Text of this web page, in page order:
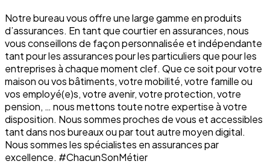
Notre bureau vous offre une large gamme en produits
d’assurances. En tant que courtier en assurances, nous
vous conseillons de façon personnalisée et indépendante
tant pour les assurances pour les particuliers que pour les
entreprises à chaque moment clef. Que ce soit pour votre
maison ou vos bâtiments, votre mobilité, votre famille ou
vos employé(e)s, votre avenir, votre protection, votre
pension, … nous mettons toute notre expertise à votre
disposition. Nous sommes proches de vous et accessibles
tant dans nos bureaux ou par tout autre moyen digital.
Nous sommes les spécialistes en assurances par
excellence. #ChacunSonMétier